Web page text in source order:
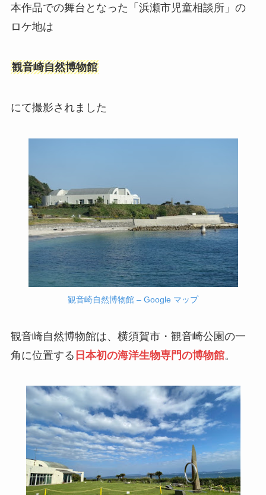
本作品での舞台となった「浜瀬市児童相談所」の
ロケ地は
観音崎自然博物館
にて撮影されました
観音崎自然博物館 – Google マップ
観音崎自然博物館は、横須賀市・観音崎公園の一
角に位置する 日本初の海洋生物専門の博物館。